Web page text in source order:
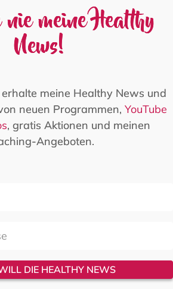
meine Healthy
News!
meine Healthy News und
neuen Programmen, YouTube
, gratis Aktionen und meinen
Angeboten.
DIE HEALTHY NEWS